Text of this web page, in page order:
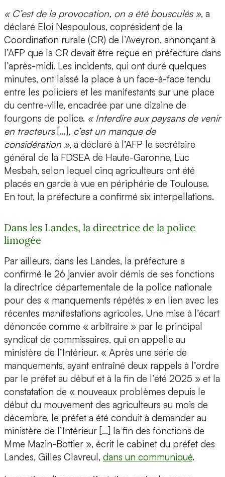
« C’est de la provocation, on a été bousculés », a
déclaré Eloi Nespoulous, coprésident de la
Coordination rurale (CR) de l’Aveyron, annonçant à
l’AFP que la CR devait être reçue en préfecture dans
l’après-midi. Les incidents, qui ont duré quelques
minutes, ont laissé la place à un face-à-face tendu
entre les policiers et les manifestants sur une place
du centre-ville, encadrée par une dizaine de
fourgons de police. « Interdire aux paysans de venir
en tracteurs […], c’est un manque de
considération », a déclaré à l’AFP le secrétaire
général de la FDSEA de Haute-Garonne, Luc
Mesbah, selon lequel cinq agriculteurs ont été
placés en garde à vue en périphérie de Toulouse.
En tout, la préfecture a confirmé six interpellations.
Dans les Landes, la directrice de la police
limogée
Par ailleurs, dans les Landes, la préfecture a
confirmé le 26 janvier avoir démis de ses fonctions
la directrice départementale de la police nationale
pour des « manquements répétés » en lien avec les
récentes manifestations agricoles. Une mise à l’écart
dénoncée comme « arbitraire » par le principal
syndicat de commissaires, qui en appelle au
ministère de l’Intérieur. « Après une série de
manquements, ayant entraîné deux rappels à l’ordre
par le préfet au début et à la fin de l’été 2025 » et la
constatation de « nouveaux problèmes depuis le
début du mouvement des agriculteurs au mois de
décembre, le préfet a été conduit à demander au
ministère de l’Intérieur […] la fin des fonctions de
Mme Mazin-Bottier », écrit le cabinet du préfet des
Landes, Gilles Clavreul, dans un communiqué.